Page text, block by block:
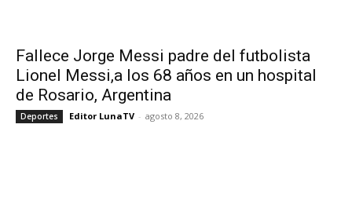
Fallece Jorge Messi padre del futbolista
Lionel Messi,a los 68 años en un hospital
de Rosario, Argentina
Deportes Editor LunaTV - agosto 8, 2026